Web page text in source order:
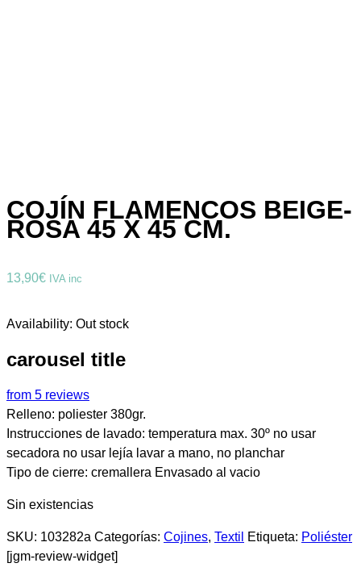
COJÍN FLAMENCOS BEIGE-
ROSA 45 X 45 CM.
13,90€ IVA inc
Availability: Out stock
carousel title
from 5 reviews
Relleno: poliester 380gr.
Instrucciones de lavado: temperatura max. 30º no usar
secadora no usar lejía lavar a mano, no planchar
Tipo de cierre: cremallera Envasado al vacio
Sin existencias
SKU: 103282a Categorías: Cojines, Textil Etiqueta: Poliéster
[jgm-review-widget]